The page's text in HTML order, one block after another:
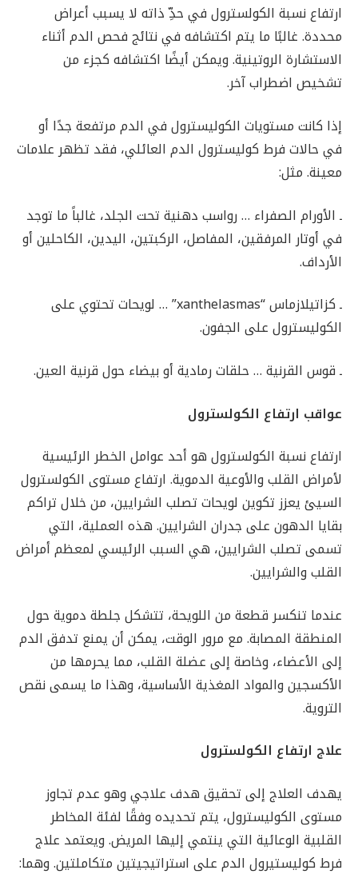
ارتفاع نسبة الكولسترول في حدِّ ذاته لا يسبب أعراض
محددة. غالبًا ما يتم اكتشافه في نتائج فحص الدم أثناء
الاستشارة الروتينية. ويمكن أيضًا اكتشافه كجزء من
تشخيص اضطراب آخر.
إذا كانت مستويات الكوليسترول في الدم مرتفعة جدًا أو
في حالات فرط كوليسترول الدم العائلي، فقد تظهر علامات
معينة. مثل:
ـ الأورام الصفراء … رواسب دهنية تحت الجلد، غالباً ما توجد
في أوتار المرفقين، المفاصل، الركبتين، اليدين، الكاحلين أو
الأرداف.
ـ كزاتيلازماس “xanthelasmas” … لويحات تحتوي على
الكوليسترول على الجفون.
ـ قوس القرنية … حلقات رمادية أو بيضاء حول قرنية العين.
عواقب ارتفاع الكولسترول
ارتفاع نسبة الكولسترول هو أحد عوامل الخطر الرئيسية
لأمراض القلب والأوعية الدموية. ارتفاع مستوى الكولسترول
السيئ يعزز تكوين لويحات تصلب الشرايين، من خلال تراكم
بقايا الدهون على جدران الشرايين. هذه العملية، التي
تسمى تصلب الشرايين، هي السبب الرئيسي لمعظم أمراض
القلب والشرايين.
عندما تنكسر قطعة من اللويحة، تتشكل جلطة دموية حول
المنطقة المصابة. مع مرور الوقت، يمكن أن يمنع تدفق الدم
إلى الأعضاء، وخاصة إلى عضلة القلب، مما يحرمها من
الأكسجين والمواد المغذية الأساسية، وهذا ما يسمى نقص
التروية.
علاج ارتفاع الكولسترول
يهدف العلاج إلى تحقيق هدف علاجي وهو عدم تجاوز
مستوى الكوليسترول، يتم تحديده وفقًا لفئة المخاطر
القلبية الوعائية التي ينتمي إليها المريض. ويعتمد علاج
فرط كوليستيرول الدم على استراتيجيتين متكاملتين. وهما: